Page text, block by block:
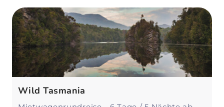
Wild Tasmania